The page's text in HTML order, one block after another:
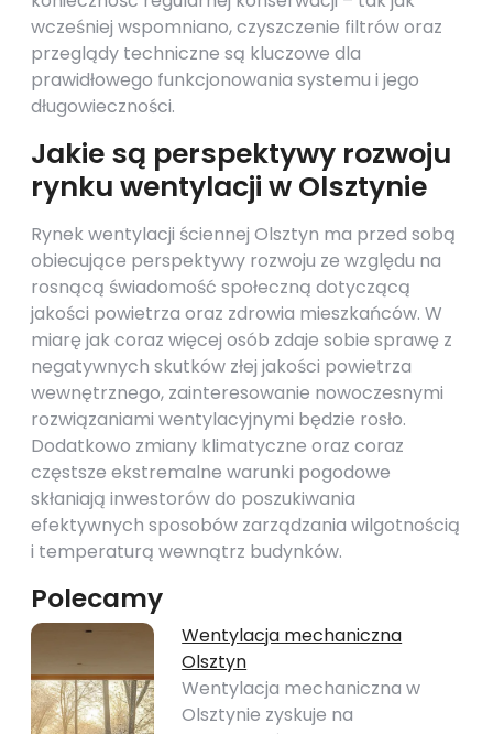
wcześniej wspomniano, czyszczenie filtrów oraz
przeglądy techniczne są kluczowe dla
prawidłowego funkcjonowania systemu i jego
długowieczności.
Jakie są perspektywy rozwoju
rynku wentylacji w Olsztynie
Rynek wentylacji ściennej Olsztyn ma przed sobą
obiecujące perspektywy rozwoju ze względu na
rosnącą świadomość społeczną dotyczącą
jakości powietrza oraz zdrowia mieszkańców. W
miarę jak coraz więcej osób zdaje sobie sprawę z
negatywnych skutków złej jakości powietrza
wewnętrznego, zainteresowanie nowoczesnymi
rozwiązaniami wentylacyjnymi będzie rosło.
Dodatkowo zmiany klimatyczne oraz coraz
częstsze ekstremalne warunki pogodowe
skłaniają inwestorów do poszukiwania
efektywnych sposobów zarządzania wilgotnością
i temperaturą wewnątrz budynków.
Polecamy
Wentylacja mechaniczna
Olsztyn
Wentylacja mechaniczna w
Olsztynie zyskuje na